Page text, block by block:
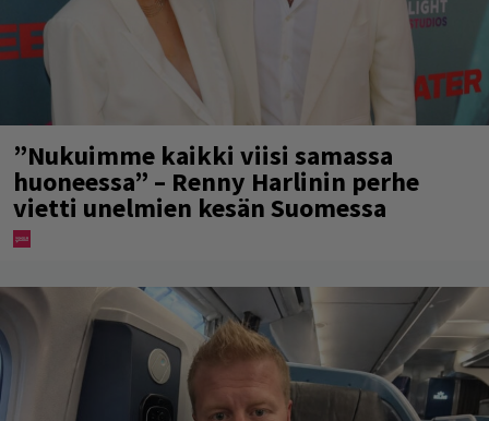
”Nukuimme kaikki viisi samassa
huoneessa” – Renny Harlinin perhe
vietti unelmien kesän Suomessa